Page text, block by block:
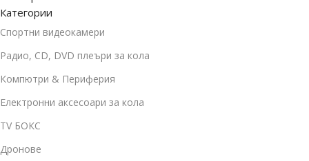
Категории
Спортни видеокамери
Радио, CD, DVD плеъри за кола
Компютри & Периферия
Електронни аксесоари за кола
TV БОКС
Дронове